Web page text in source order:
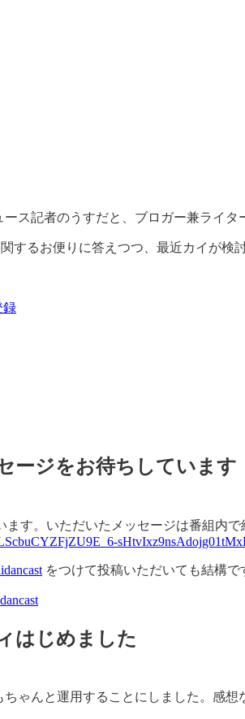
ス記者のうすだと、ブロガー兼ライ
するお便りに答えつつ、最近カイが
録
ージをお待ちしています
す。いただいたメッセージは番組内
をつけて投稿いただいても結構で
はじめました
ゃんと運用することにしました。感想